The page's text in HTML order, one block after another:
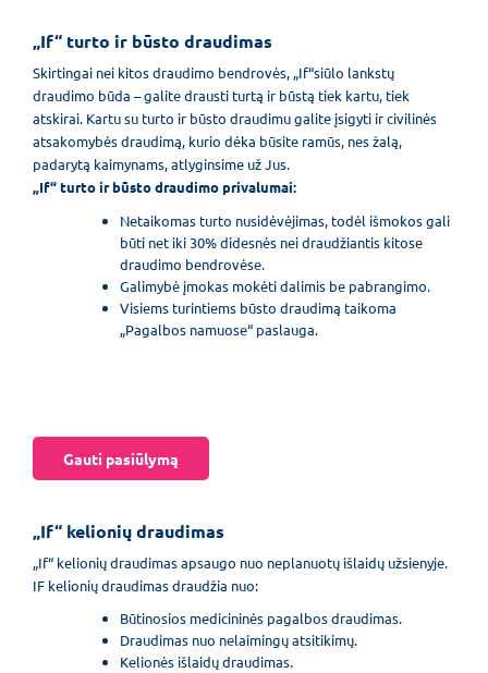
„If“ turto ir būsto draudimas
Skirtingai nei kitos draudimo bendrovės, „If“siūlo lankstų
draudimo būda – galite drausti turtą ir būstą tiek kartu, tiek
atskirai. Kartu su turto ir būsto draudimu galite įsigyti ir civilinės
atsakomybės draudimą, kurio dėka būsite ramūs, nes žalą,
padarytą kaimynams, atlyginsime už Jus.
„If“ turto ir būsto draudimo privalumai:
Netaikomas turto nusidėvėjimas, todėl išmokos gali
būti net iki 30% didesnės nei draudžiantis kitose
draudimo bendrovėse.
Galimybė įmokas mokėti dalimis be pabrangimo.
Visiems turintiems būsto draudimą taikoma
„Pagalbos namuose“ paslauga.
Gauti pasiūlymą
„If“ kelionių draudimas
„If“ kelionių draudimas apsaugo nuo neplanuotų išlaidų užsienyje.
IF kelionių draudimas draudžia nuo:
Būtinosios medicininės pagalbos draudimas.
Draudimas nuo nelaimingų atsitikimų.
Kelionės išlaidų draudimas.